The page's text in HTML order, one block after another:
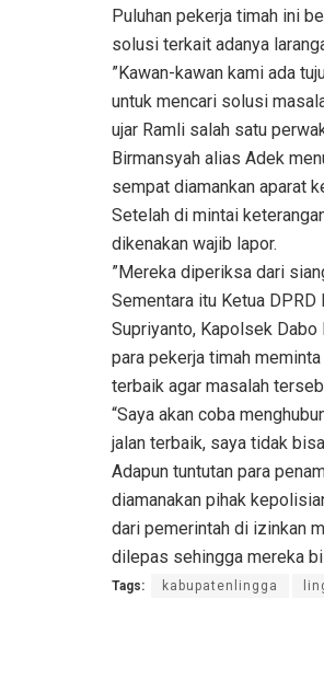
Puluhan pekerja timah ini
solusi terkait adanya
”Kawan-kawan kami ada
untuk mencari solusi
ujar Ramli salah satu
Birmansyah alias Adek
sempat diamankan aparat
Setelah di mintai
dikenakan wajib lapor.
”Mereka diperiksa dari
Sementara itu Ketua
Supriyanto, Kapolsek
para pekerja timah
terbaik agar masalah
“Saya akan coba
jalan terbaik, saya tidak
Adapun tuntutan para
diamanakan pihak
dari pemerintah di izinkan
dilepas sehingga mereka
Tags: kabupatenlingga